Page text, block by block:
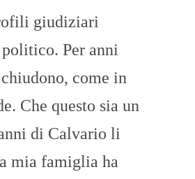
giudiziari
Per anni
come in
Che questo sia un
di Calvario li
mia famiglia ha